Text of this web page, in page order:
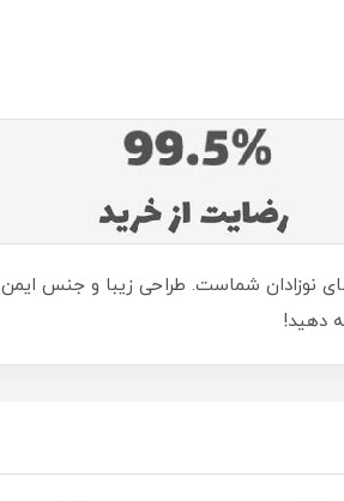
نوزادان شماست. طراحی زیبا و جنس ایمن
دهید!